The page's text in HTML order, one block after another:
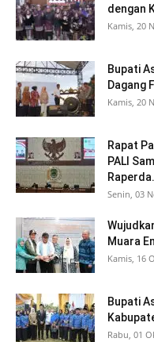
dengan
Kamis, 20
Bupati
Dagang
Kamis, 20
Rapat
PALI
Senin, 03
Muara
Kamis, 16
Bupati
Rabu, 01